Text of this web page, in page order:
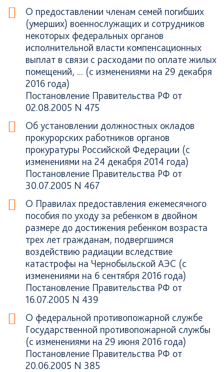
О предоставлении членам семей погибших
(умерших) военнослужащих и сотрудников
некоторых федеральных органов
исполнительной власти компенсационных
выплат в связи с расходами по оплате жилых
помещений, ... (с изменениями на 29 декабря
2016 года)
Постановление Правительства РФ от
02.08.2005 N 475
Об установлении должностных окладов
прокурорских работников органов
прокуратуры Российской Федерации (с
изменениями на 24 декабря 2014 года)
Постановление Правительства РФ от
30.07.2005 N 467
О Правилах предоставления ежемесячного
пособия по уходу за ребенком в двойном
размере до достижения ребенком возраста
трех лет гражданам, подвергшимся
воздействию радиации вследствие
катастрофы на Чернобыльской АЭС (с
изменениями на 6 сентября 2016 года)
Постановление Правительства РФ от
16.07.2005 N 439
О федеральной противопожарной службе
Государственной противопожарной службы
(с изменениями на 29 июня 2016 года)
Постановление Правительства РФ от
20.06.2005 N 385